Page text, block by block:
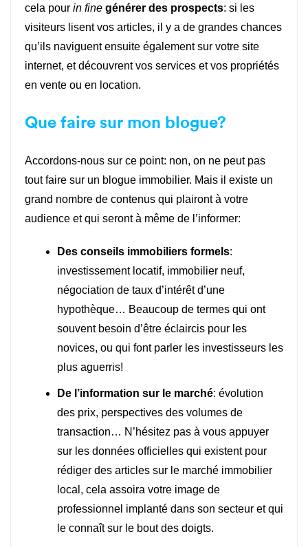
cela pour in fine générer des prospects: si les
visiteurs lisent vos articles, il y a de grandes chances
qu’ils naviguent ensuite également sur votre site
internet, et découvrent vos services et vos propriétés
en vente ou en location.
Que faire sur mon blogue?
Accordons-nous sur ce point: non, on ne peut pas
tout faire sur un blogue immobilier. Mais il existe un
grand nombre de contenus qui plairont à votre
audience et qui seront à même de l’informer:
Des conseils immobiliers formels:
investissement locatif, immobilier neuf,
négociation de taux d’intérêt d’une
hypothèque… Beaucoup de termes qui ont
souvent besoin d’être éclaircis pour les
novices, ou qui font parler les investisseurs les
plus aguerris!
De l’information sur le marché: évolution
des prix, perspectives des volumes de
transaction… N’hésitez pas à vous appuyer
sur les données officielles qui existent pour
rédiger des articles sur le marché immobilier
local, cela assoira votre image de
professionnel implanté dans son secteur et qui
le connaît sur le bout des doigts.